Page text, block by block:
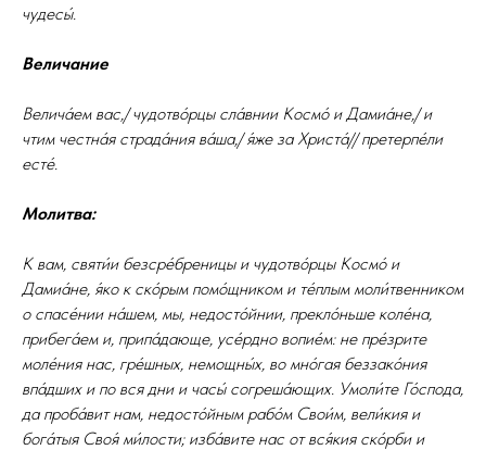
чудесы́.
Величание
Велича́ем вас,/ чудотво́рцы сла́внии Космо́ и Дамиа́не,/ и
чтим честна́я страда́ния ва́ша,/ я́же за Христа́// претерпе́ли
есте́.
Молитва:
К вам, святи́и безсре́бреницы и чудотво́рцы Космо́ и
Дамиа́не, я́ко к ско́рым помо́щником и те́плым моли́твенником
о спасе́нии на́шем, мы, недосто́йнии, прекло́ньше коле́на,
прибега́ем и, припа́дающе, усе́рдно вопие́м: не пре́зрите
моле́ния нас, гре́шных, немощны́х, во мно́гая беззако́ния
впа́дших и по вся дни и часы́ согреша́ющих. Умоли́те Го́спода,
да проба́вит нам, недосто́йным рабо́м Свои́м, вели́кия и
бога́тыя Своя́ ми́лости; изба́вите нас от вся́кия ско́рби и